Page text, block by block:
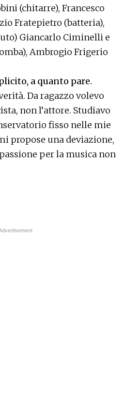
(chitarre), Francesco
Fratepietro (batteria),
Giancarlo Ciminelli e
Ambrogio Frigerio
a quanto pare.
Da ragazzo volevo
non l’attore. Studiavo
fisso nelle mie
propose una deviazione,
per la musica non